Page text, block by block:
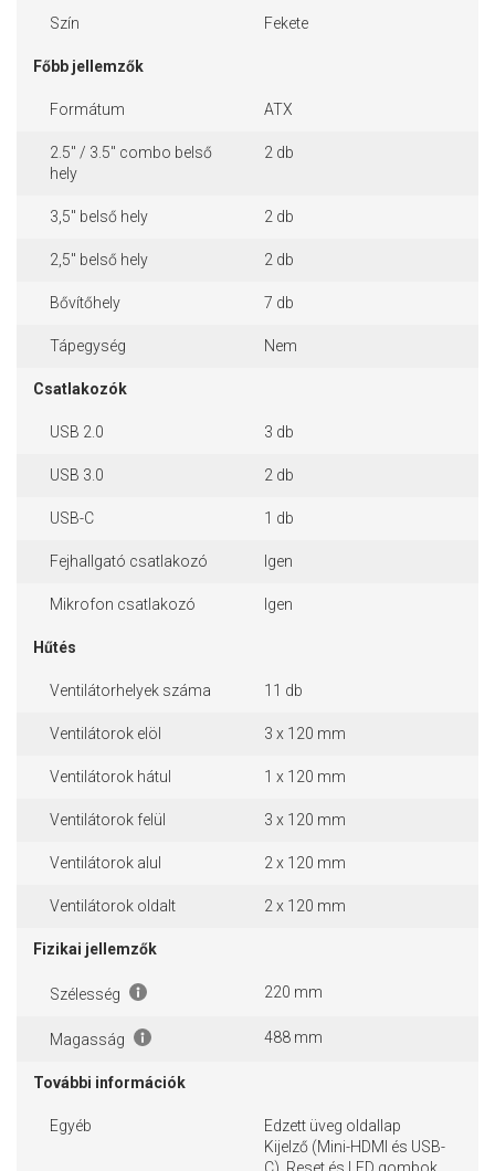
Szín Fekete
Főbb jellemzők
Formátum ATX
2.5" / 3.5" combo belső
hely
2 db
3,5" belső hely 2 db
2,5" belső hely 2 db
Bővítőhely 7 db
Tápegység Nem
Csatlakozók
USB 2.0 3 db
USB 3.0 2 db
USB-C 1 db
Fejhallgató csatlakozó Igen
Mikrofon csatlakozó Igen
Hűtés
Ventilátorhelyek száma 11 db
Ventilátorok elöl 3 x 120 mm
Ventilátorok hátul 1 x 120 mm
Ventilátorok felül 3 x 120 mm
Ventilátorok alul 2 x 120 mm
Ventilátorok oldalt 2 x 120 mm
Fizikai jellemzők
Szélesség 220 mm
Magasság 488 mm
További információk
Egyéb
Edzett üveg oldallap
Kijelző (Mini-HDMI és USB-
C), Reset és LED gombok